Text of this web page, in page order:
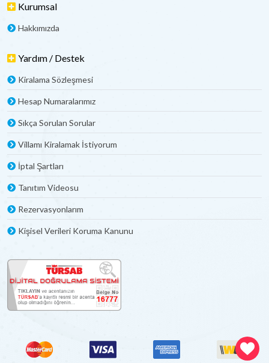
Kurumsal
Hakkımızda
Yardım / Destek
Kiralama Sözleşmesi
Hesap Numaralarımız
Sıkça Sorulan Sorular
Villamı Kiralamak İstiyorum
İptal Şartları
Tanıtım Videosu
Rezervasyonlarım
Kişisel Verileri Koruma Kanunu